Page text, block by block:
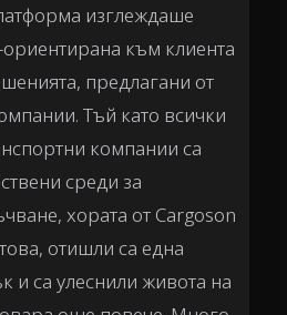
изглеждаше
към клиента
предлагани от
Тъй като всички
компании са
среди за
хората от Cargoson
отишли са една
и са улеснили живота на